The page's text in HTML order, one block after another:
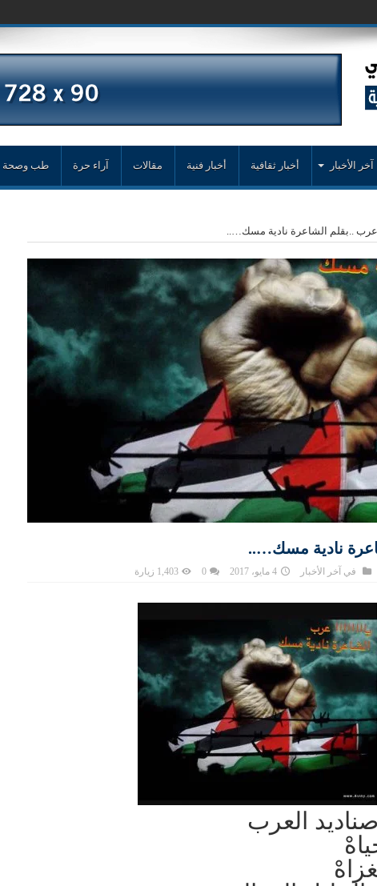
ال
آخر الأخبار أخبار ثقافية أخبار فنية مقالات آراء حرة طب وصحة
عرب ..بقلم الشاعرة نادية مسك…..
نادية مسك…..
في آخر الأخبار 4 مايو، 2017 0 1,403 زيارة
العرب